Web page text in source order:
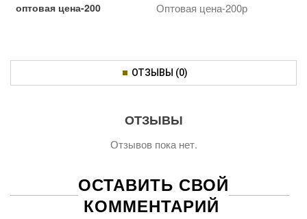
оптовая цена-200 Оптовая цена-200р
ОТЗЫВЫ (0)
ОТЗЫВЫ
Отзывов пока нет.
ОСТАВИТЬ СВОЙ
КОММЕНТАРИЙ